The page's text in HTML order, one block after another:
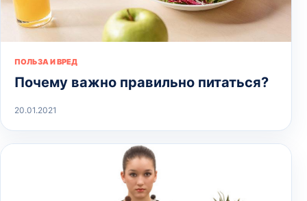
ПОЛЬЗА И ВРЕД
Почему важно правильно питаться?
20.01.2021